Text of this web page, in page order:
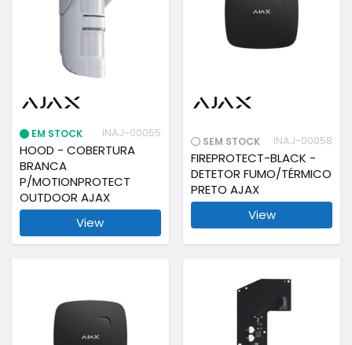
EM STOCK INAJ-00055
HOOD - COBERTURA
BRANCA
P/MOTIONPROTECT
OUTDOOR AJAX
View
SEM STOCK INAJ-00058
FIREPROTECT-BLACK -
DETETOR FUMO/TÉRMICO
PRETO AJAX
View